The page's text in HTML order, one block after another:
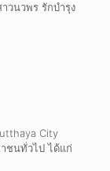
วนวพร รักบำรุง
City
ชนทั่วไป ได้แก่